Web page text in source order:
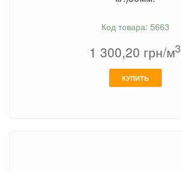
Код товара: 5663
1 300,20 грн/м3
КУПИТЬ